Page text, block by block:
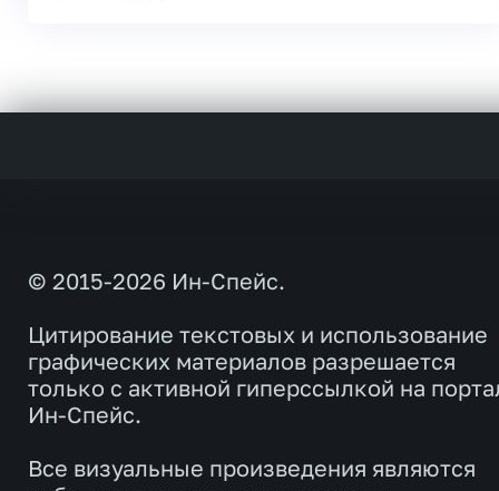
© 2015-2026 Ин-Спейс.
Цитирование текстовых и использование
графических материалов разрешается
только с активной гиперссылкой на
Ин-Спейс.
Все визуальные произведения являются